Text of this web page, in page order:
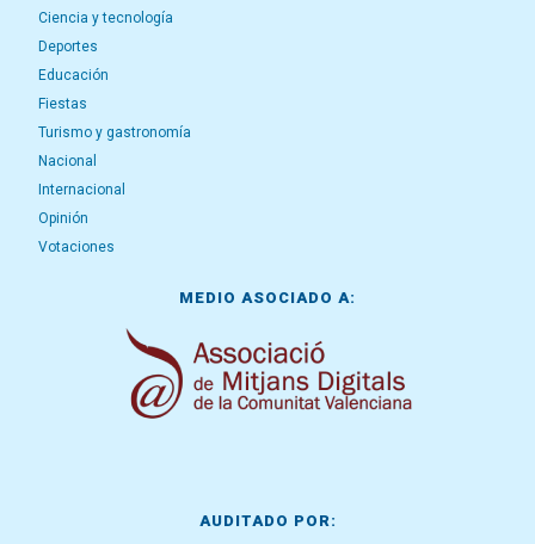
Ciencia y tecnología
Deportes
Educación
Fiestas
Turismo y gastronomía
Nacional
Internacional
Opinión
Votaciones
MEDIO ASOCIADO A:
AUDITADO POR: